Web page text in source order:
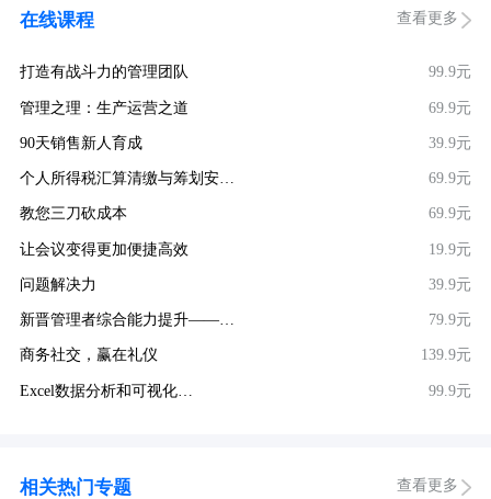
在线课程 查看更多
打造有战斗力的管理团队 99.9元
管理之理：生产运营之道 69.9元
90天销售新人育成 39.9元
个人所得税汇算清缴与筹划安… 69.9元
教您三刀砍成本 69.9元
让会议变得更加便捷高效 19.9元
问题解决力 39.9元
新晋管理者综合能力提升——… 79.9元
商务社交，赢在礼仪 139.9元
Excel数据分析和可视化… 99.9元
相关热门专题 查看更多